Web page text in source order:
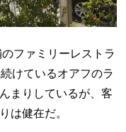
ファミリーレストラ
けているオアフのラ
まりしているが、客
は健在だ。